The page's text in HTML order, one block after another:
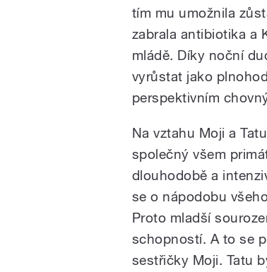
tím mu umožnila
zabrala antibiotika a
mládě. Díky noční
vyrůstat jako
perspektivním
Na vztahu Moji a
společný všem
dlouhodobě a
se o nápodobu
Proto mladší
schopností. A to se
sestřičky Moji. Tatu